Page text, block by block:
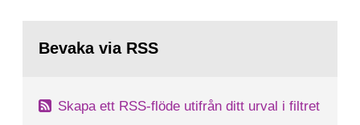
Bevaka via RSS
Skapa ett RSS-flöde utifrån ditt urval i filtret